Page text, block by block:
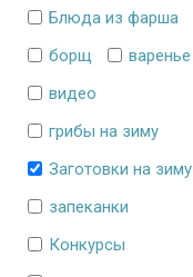
Блюда из фарша
борщ
варенье
видео
грибы на зиму
Заготовки на зиму
запеканки
Конкурсы